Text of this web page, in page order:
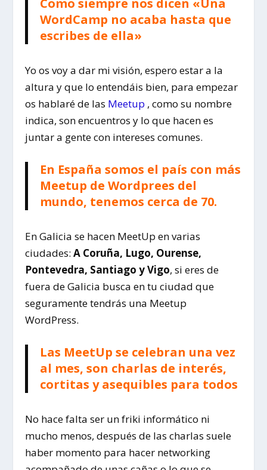
WordCamp no acaba hasta que
escribes de ella»
Yo os voy a dar mi visión, espero estar a la
altura y que lo entendáis bien, para empezar
os hablaré de las Meetup , como su nombre
indica, son encuentros y lo que hacen es
juntar a gente con intereses comunes.
En España somos el país con más
Meetup de Wordprees del
mundo, tenemos cerca de 70.
En Galicia se hacen MeetUp en varias
ciudades:A Coruña, Lugo, Ourense,
Pontevedra, Santiago y Vigo, si eres de
fuera de Galicia busca en tu ciudad que
seguramente tendrás una Meetup
WordPress.
Las MeetUp se celebran una vez
al mes, son charlas de interés,
cortitas y asequibles para todos
No hace falta ser un friki informático ni
mucho menos, después de las charlas suele
haber momento para hacer networking